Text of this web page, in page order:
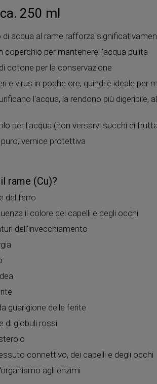
250 ml
di acqua al rame rafforza
coperchio per mantenere l'acqua pulita
cotone per la conservazione
e virus in poche ore, quindi è ideale per
l'acqua, la rendono più digeribile,
per l'acqua (non versarvi succhi di
vernice protettiva
rame (Cu)?
del ferro
il colore dei capelli e degli occhi
dell'invecchiamento
guarigione delle ferite
di globuli rossi
connettivo, dei capelli e degli occhi
agli enzimi